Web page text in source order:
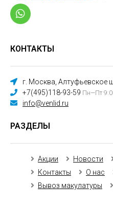
КОНТАКТЫ
г. Москва, Алтуфьевское
+7(495)118-93-59 Пн—Пт
info@venlid.ru
РАЗДЕЛЫ
Акции Новости
Контакты
О нас
Вывоз макулатуры